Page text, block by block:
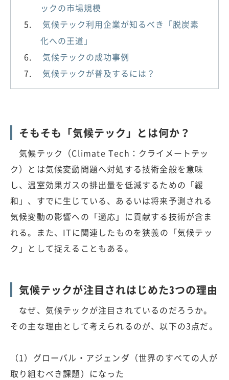
ックの市場規模
気候テック利用企業が知るべき「脱炭素
化への王道」
気候テックの成功事例
気候テックが普及するには？
そもそも「気候テック」とは何か？
気候テック（Climate Tech：クライメートテッ
ク）とは気候変動問題へ対処する技術全般を意味
し、温室効果ガスの排出量を低減するための「緩
和」、すでに生じている、あるいは将来予測される
気候変動の影響への「適応」に貢献する技術が含ま
れる。また、ITに関連したものを狭義の「気候テッ
ク」として捉えることもある。
気候テックが注目されはじめた3つの理由
なぜ、気候テックが注目されているのだろうか。
その主な理由として考えられるのが、以下の3点だ。
（1）グローバル・アジェンダ（世界のすべての人が
取り組むべき課題）になった